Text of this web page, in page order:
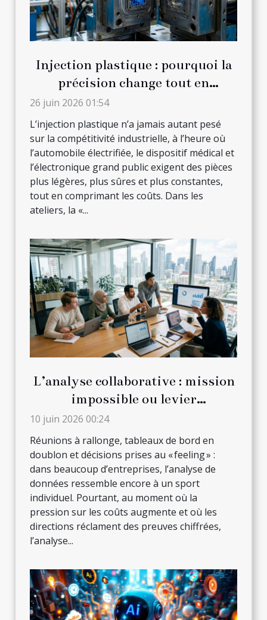
Injection plastique : pourquoi la
précision change tout en
production
26 juin 2026 01:54
L’injection plastique n’a jamais autant pesé
sur la compétitivité industrielle, à l’heure où
l’automobile électrifiée, le dispositif médical et
l’électronique grand public exigent des pièces
plus légères, plus sûres et plus constantes,
tout en comprimant les coûts. Dans les
ateliers, la «...
L’analyse collaborative : mission
impossible ou levier
d’innovation en entreprise ?
10 juin 2026 00:24
Réunions à rallonge, tableaux de bord en
doublon et décisions prises au « feeling » :
dans beaucoup d’entreprises, l’analyse de
données ressemble encore à un sport
individuel. Pourtant, au moment où la
pression sur les coûts augmente et où les
directions réclament des preuves chiffrées,
l’analyse...